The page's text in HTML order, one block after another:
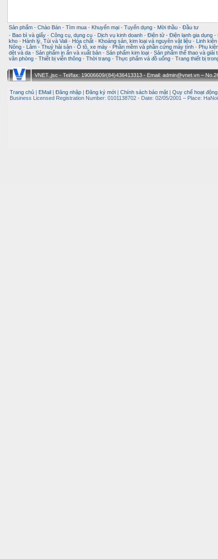
Sản phẩm - Chào Bán - Tìm mua - Khuyến mại - Tuyển dụng - Mời thầu - Đầu tư
- Bao bì và giấy - Công cụ, dụng cụ - Dịch vụ kinh doanh - Điện tử - Điện lạnh gia dụng -
kho - Hành lý, Túi và Vali - Hóa chất - Khoáng sản, kim loại và nguyên vật liệu -
Linh
Nông - Lâm - Thuỷ hải sản - Ô tô, xe máy - Phần mềm và phần cứng máy tính - Phụ
dệt và da - Sản phẩm in ấn và xuất bản - Sản phẩm kim loại - Sản phẩm thể thao và giải
văn phòng - Thiết bị viễn thông - Thời trang - Thực phẩm và đồ uống - Trang thiết bị
VNET.,jsc - Tel/fax: 19006609/(84)436413313 - Email: admin@vnet.vn –
Trang chủ EMail Đăng nhập Đăng ký mới Chính sách bảo mật Quy chế hoạt động
Business Licensed Registration Number: 0101138702 - Date: 02/05/2001 – Place: